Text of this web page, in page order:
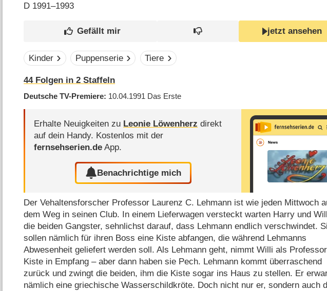
D 1991–1993
jetzt ansehen
Kinder Puppenserie Tiere
44Folgen in2 Staffeln
Deutsche TV-Premiere 10.04.1991 Das Erste
Erhalte Neuigkeiten zu Leonie Löwenherz direkt
auf dein Handy. Kostenlos mit der
fernsehserien.de App.
Benachrichtige mich
Der Vehaltensforscher Professor Laurenz C. Lehmann ist wie jeden Mittwoch
dem Weg in seinen Club. In einem Lieferwagen versteckt warten Harry und
die beiden Gangster, sehnlichst darauf, dass Lehmann endlich verschwindet.
sollen nämlich für ihren Boss eine Kiste abfangen, die während Lehmanns
Abwesenheit geliefert werden soll. Als Lehmann geht, nimmt Willi als
Kiste in Empfang – aber dann haben sie Pech. Lehmann kommt überraschend
zurück und zwingt die beiden, ihm die Kiste sogar ins Haus zu stellen. Er
nämlich eine griechische Wasserschildkröte. Doch nicht nur er, sondern auch